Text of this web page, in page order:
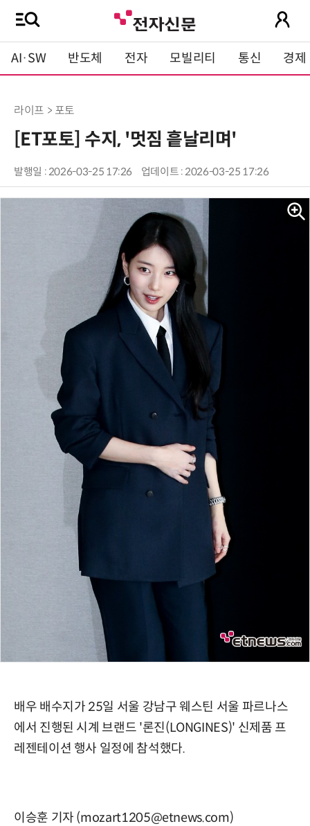
AI·SW 반도체 전자 모빌리티 통신 경제
라이프 > 포토
[ET포토] 수지, '멋짐 흩날리며'
발행일 : 2026-03-25 17:26 업데이트 : 2026-03-25 17:26
배우 배수지가 25일 서울 강남구 웨스틴 서울 파르나스
에서 진행된 시계 브랜드 '론진(LONGINES)' 신제품 프
레젠테이션 행사 일정에 참석했다.
이승훈 기자 (mozart1205@etnews.com)